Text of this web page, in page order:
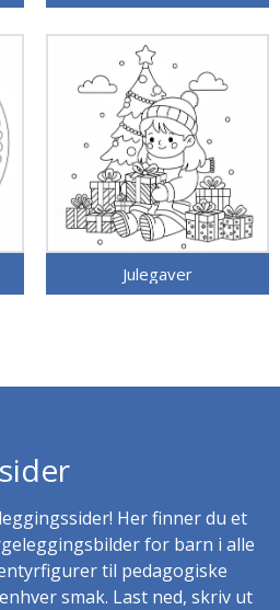
Julegaver
Her finner du et
for barn i alle
til pedagogiske
smak. Last ned, skriv ut